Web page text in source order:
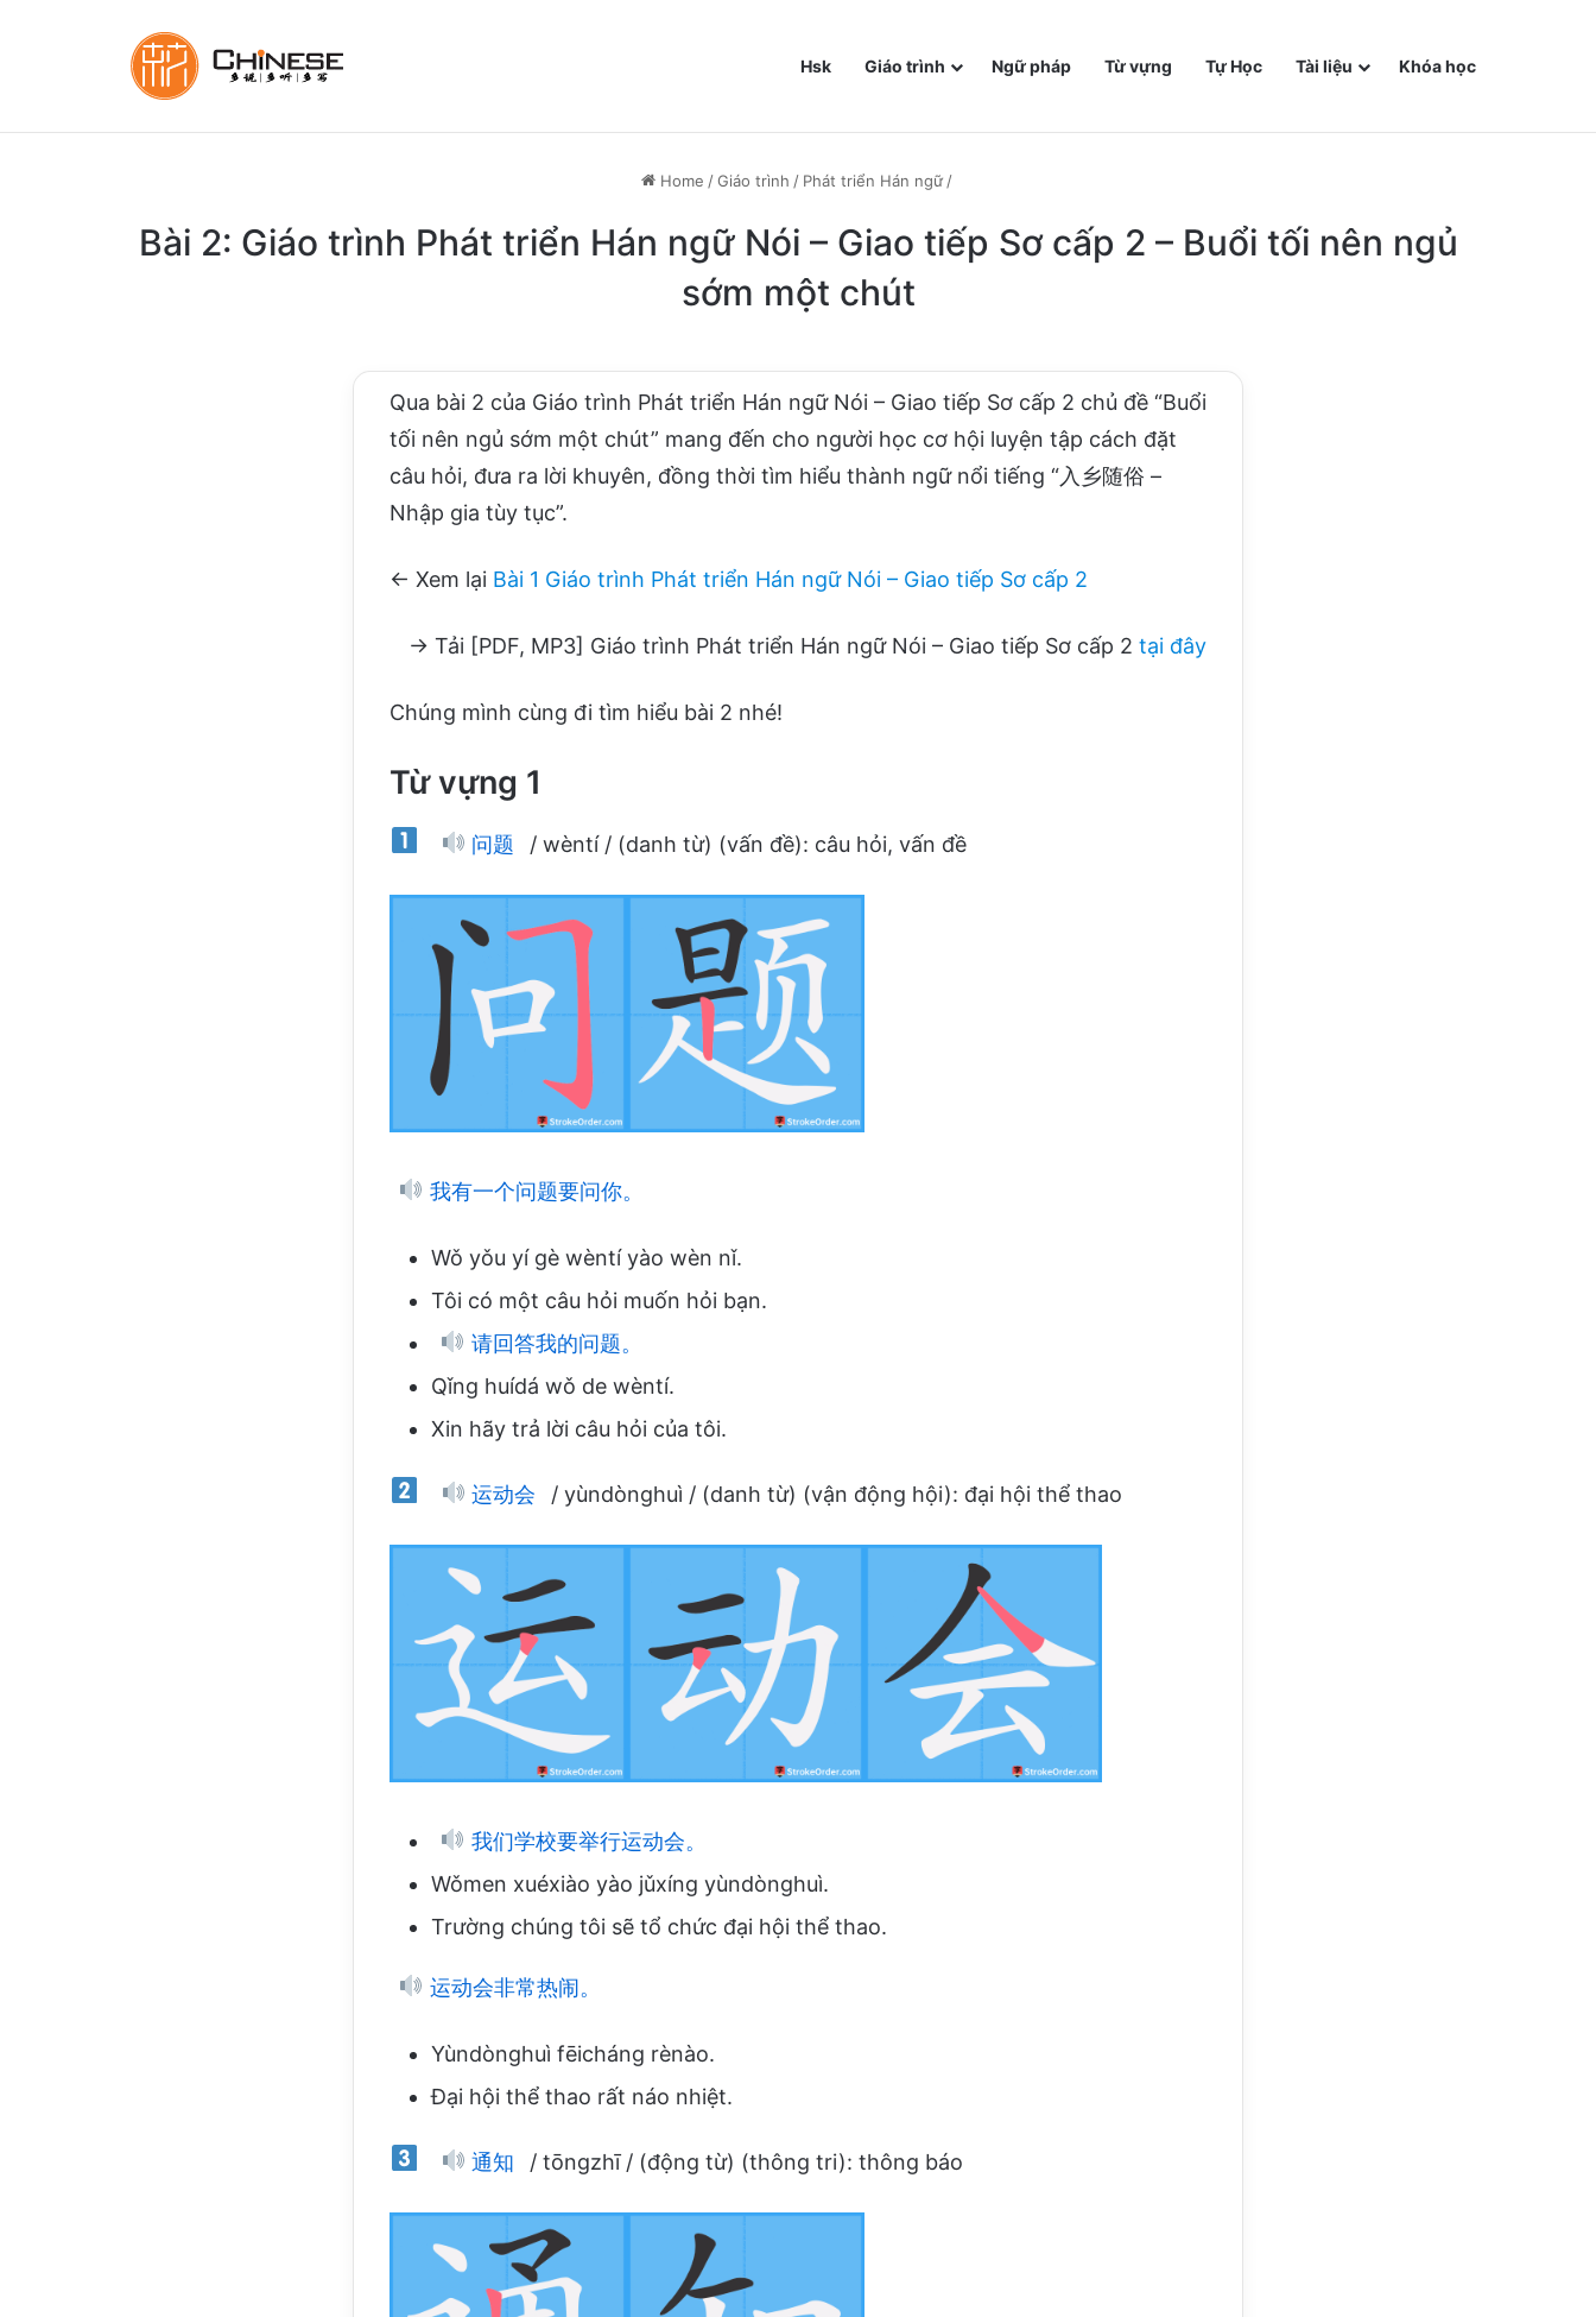
Hsk Giáo trình Ngữ pháp Từ vựng Tự Học Tài liệu Khóa học
Home / Giáo trình / Phát triển Hán ngữ /
Bài 2: Giáo trình Phát triển Hán ngữ Nói – Giao tiếp Sơ cấp 2 – Buổi tối nên ngủ
sớm một chút
Qua bài 2 của Giáo trình Phát triển Hán ngữ Nói – Giao tiếp Sơ cấp 2 chủ đề “Buổi
tối nên ngủ sớm một chút” mang đến cho người học cơ hội luyện tập cách đặt
câu hỏi, đưa ra lời khuyên, đồng thời tìm hiểu thành ngữ nổi tiếng “入乡随俗 –
Nhập gia tùy tục”.
← Xem lại Bài 1 Giáo trình Phát triển Hán ngữ Nói – Giao tiếp Sơ cấp 2
→ Tải [PDF, MP3] Giáo trình Phát triển Hán ngữ Nói – Giao tiếp Sơ cấp 2 tại đây
Chúng mình cùng đi tìm hiểu bài 2 nhé!
Từ vựng 1
问题 / wèntí / (danh từ) (vấn đề): câu hỏi, vấn đề
我有一个问题要问你。
Wǒ yǒu yí gè wèntí yào wèn nǐ.
Tôi có một câu hỏi muốn hỏi bạn.
请回答我的问题。
Qǐng huídá wǒ de wèntí.
Xin hãy trả lời câu hỏi của tôi.
运动会 / yùndònghuì / (danh từ) (vận động hội): đại hội thể thao
我们学校要举行运动会。
Wǒmen xuéxiào yào jǔxíng yùndònghuì.
Trường chúng tôi sẽ tổ chức đại hội thể thao.
运动会非常热闹。
Yùndònghuì fēicháng rènào.
Đại hội thể thao rất náo nhiệt.
通知 / tōngzhī / (động từ) (thông tri): thông báo